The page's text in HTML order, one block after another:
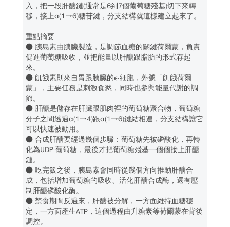
入，把一段肝醣鏈(通常是6到7個葡萄糖殘基)切下來轉
移，接上α(1→6)糖苷鍵，分支結構就這樣建立起來了。
重點摘要
● 胰島素由胰臟製造，是調節血糖的關鍵荷爾蒙，負責
促進葡萄糖吸收，並把能量以肝醣跟脂肪的形式存起
來。
● 飢餓素則來自胃跟胰臟的ε-細胞，外號「飢餓荷爾
蒙」，主要任務是刺激食慾，同時也參與能量代謝的調
節。
● 肝醣是儲存在肝臟跟肌肉裡的葡萄糖聚合物，葡萄糖
分子之間透過α(1→4)跟α(1→6)鍵結相連，分支結構讓它
可以快速被動用。
● 合成肝醣要經過幾個步驟：葡萄糖先被磷酸化，再轉
化為UDP-葡萄糖，最後才把葡萄糖殘基一個個接上肝醣
鏈。
● 吃完飯之後，胰島素會同時從幾個方向推動肝醣合
成，包括增加葡萄糖的吸收、活化肝醣合成酶，還有壓
制肝醣磷酸化酶。
● 禁食期間反過來，肝醣被分解，一方面維持血糖穩
定，一方面產生ATP，這個過程由升糖素等荷爾蒙在背後
調控。